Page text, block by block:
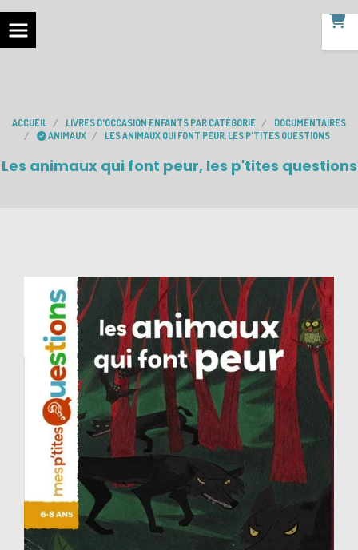
ACCUEIL LIVRES D'OCCASION ENFANTS PAR CATÉGORIE
DOCUMENTAIRES
ANIMAUX
LES ANIMAUX QUI FONT PEUR, LES P'TITES QUESTIONS
Les animaux qui font peur, les p'tites questions